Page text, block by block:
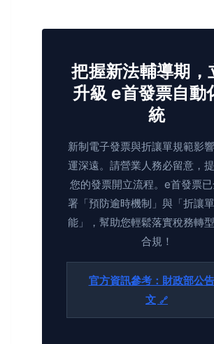
把握新法輔導期，
升級 e首發票自動
統
新制電子發票與折讓單規範影
運深遠。請營業人務必留意，
您的發票開立流程。e首發票
署「預防逾時機制」與「折讓
能」，幫助您輕鬆落實稅務轉
合規！
官方資訊參考：財政部公
文